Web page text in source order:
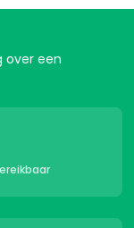
over een